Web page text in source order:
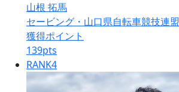
山根 拓馬
セービング・山口県自転車競技連盟
獲得ポイント
139pts
RANK4